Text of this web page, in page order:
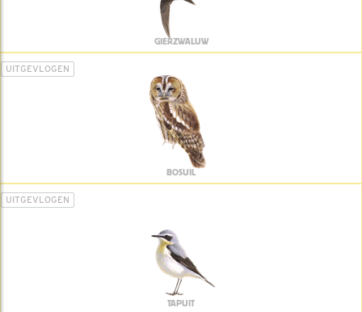
GIERZWALUW
UITGEVLOGEN
BOSUIL
UITGEVLOGEN
TAPUIT